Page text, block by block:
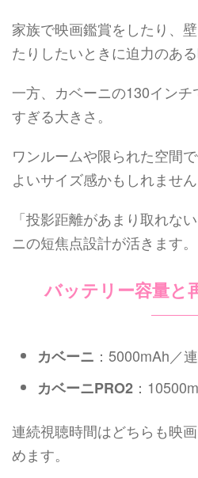
家族で映画鑑賞をしたり、
たりしたいときに迫力のある
一方、カベーニの130イン
すぎる大きさ。
ワンルームや限られた空間
よいサイズ感かもしれません
「投影距離があまり取れな
ニの短焦点設計が活きます。
バッテリー容量と
カベーニ ：5000mAh／
カベーニPRO2 ：
連続視聴時間はどちらも映
めます。